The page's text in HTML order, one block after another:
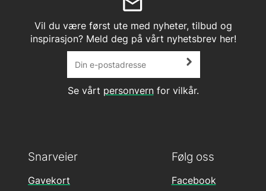
Vil du være først ute med nyheter, tilbud og
inspirasjon? Meld deg på vårt nyhetsbrev her!
Se vårt personvernfor vilkår.
Følg oss
Facebook
Snarveier
Gavekort